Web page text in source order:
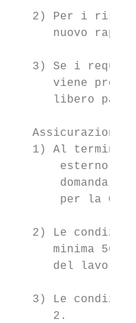
2) Per i
nuovo
3) Se i
viene
libero
1) Al termine
esterno
domanda
per la
2) Le
minima 56
del lavoro.
3) Le
2.